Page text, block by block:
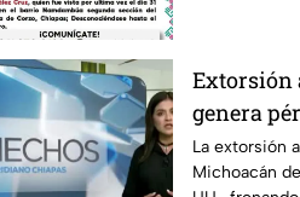
Extorsión
genera
La extorsión
Michoacán